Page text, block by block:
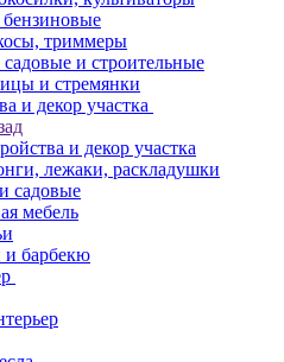
триммеры
и строительные
и стремянки
и декор участка
и декор участка
лежаки, раскладушки
садовые
мебель
и барбекю